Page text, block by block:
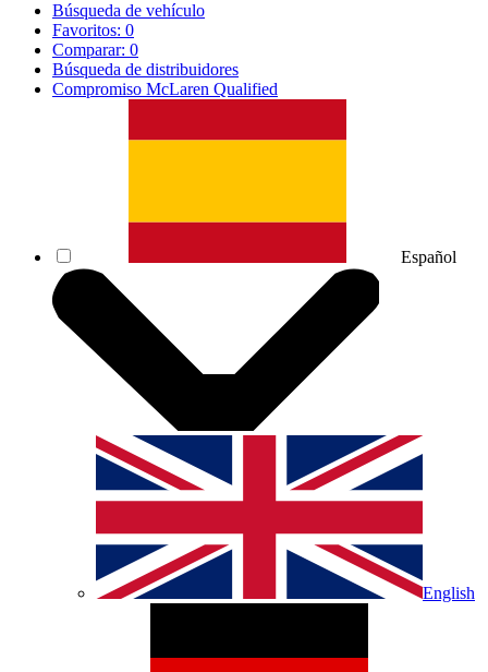
Búsqueda de vehículo
Favoritos: 0
Comparar: 0
Búsqueda de distribuidores
Compromiso McLaren Qualified
Español
English